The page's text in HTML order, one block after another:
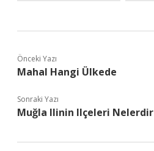
Önceki Yazı
Mahal Hangi Ülkede
Sonraki Yazı
Muğla Ilinin Ilçeleri Nelerdir